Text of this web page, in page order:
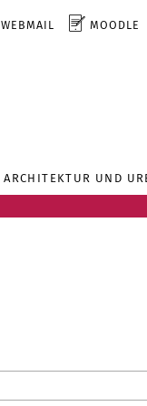
WEBMAIL MOODLE
ARCHITEKTUR UND